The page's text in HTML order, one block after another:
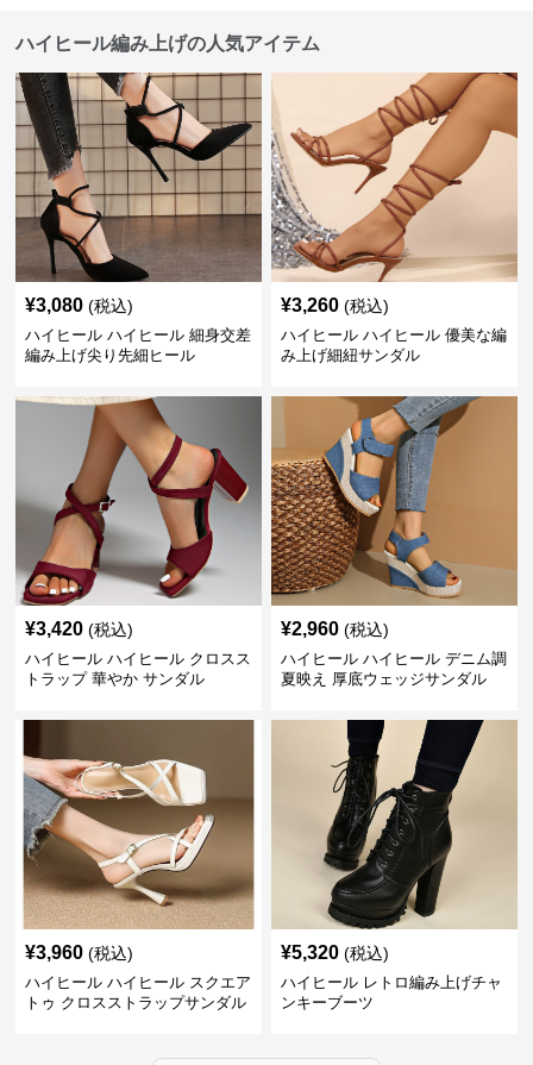
ハイヒール編み上げの人気アイテム
¥3,080 (税込)
ハイヒール ハイヒール 細身交差
編み上げ尖り先細ヒール
¥3,260 (税込)
ハイヒール ハイヒール 優美な編
み上げ細紐サンダル
¥3,420 (税込)
ハイヒール ハイヒール クロスス
トラップ 華やか サンダル
¥2,960 (税込)
ハイヒール ハイヒール デニム調
夏映え 厚底ウェッジサンダル
¥3,960 (税込)
ハイヒール ハイヒール スクエア
トゥ クロスストラップサンダル
¥5,320 (税込)
ハイヒール レトロ編み上げチャ
ンキーブーツ